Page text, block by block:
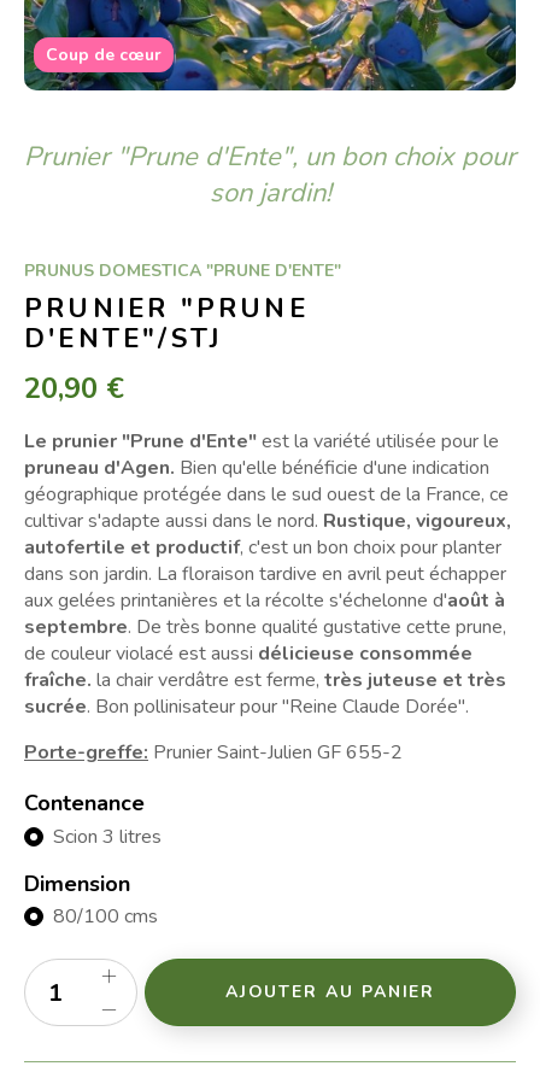
Coup de cœur
Prunier "Prune d'Ente", un bon choix pour
son jardin!
PRUNUS DOMESTICA "PRUNE D'ENTE"
PRUNIER "PRUNE
D'ENTE"/STJ
20,90 €
Le prunier "Prune d'Ente"est la variété utilisée pour le
pruneau d'Agen. Bien qu'elle bénéficie d'une indication
géographique protégée dans le sud ouest de la France, ce
cultivar s'adapte aussi dans le nord. Rustique, vigoureux,
autofertile et productif, c'est un bon choix pour planter
dans son jardin. La floraison tardive en avril peut échapper
aux gelées printanières et la récolte s'échelonne d'août à
septembre. De très bonne qualité gustative cette prune,
de couleur violacé est aussi délicieuse consommée
fraîche. la chair verdâtre est ferme, très juteuse et très
sucrée. Bon pollinisateur pour "Reine Claude Dorée".
Porte-greffe: Prunier Saint-Julien GF 655-2
Contenance
Scion 3 litres
Dimension
80/100 cms
AJOUTER AU PANIER